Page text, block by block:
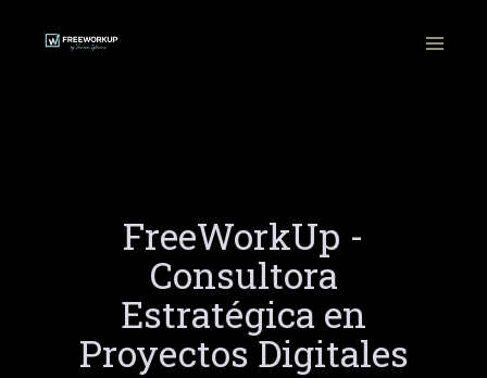
FreeWorkUp -
Consultora
Estratégica en
Proyectos Digitales